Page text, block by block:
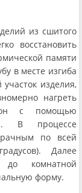
из сшитого
восстановить
памяти
в месте изгиба
изделия,
нагреть
с помощью
В процессе
по всей
Далее
комнатной
форму.